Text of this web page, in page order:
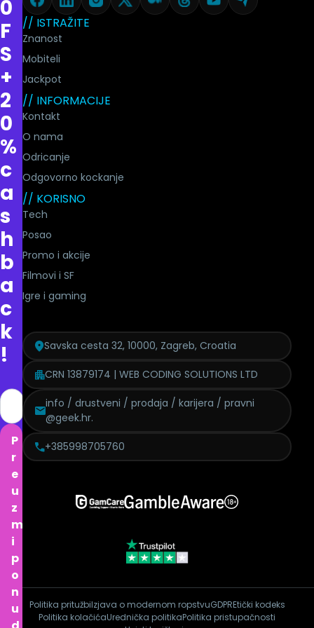
0
F
S
+
2
0
%
c
a
s
h
b
a
c
k
!
P
r
e
u
z
m
i
p
o
n
u
// ISTRAŽITE
Znanost
Mobiteli
Jackpot
// INFORMACIJE
Kontakt
O nama
Odricanje
Odgovorno kockanje
// KORISNO
Tech
Posao
Promo i akcije
Filmovi i SF
Igre i gaming
Savska cesta 32, 10000, Zagreb, Croatia
CRN 13879174 | WEB CODING SOLUTIONS LTD
info / drustveni / prodaja / karijera / pravni
@geek.hr.
+385998705760
Politika pritužbiIzjava o modernom ropstvuGDPREtički kodeks
Politika kolačićaUrednička politikaPolitika pristupačnosti